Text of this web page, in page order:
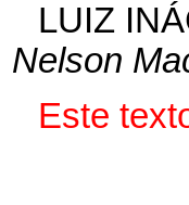
LUIZ
Nelson
Este